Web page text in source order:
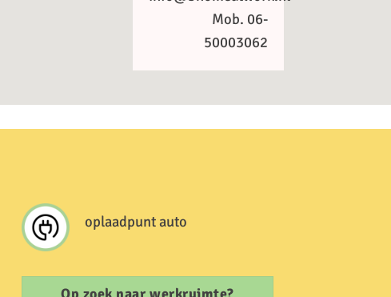
Mob. 06-
50003062
oplaadpunt auto